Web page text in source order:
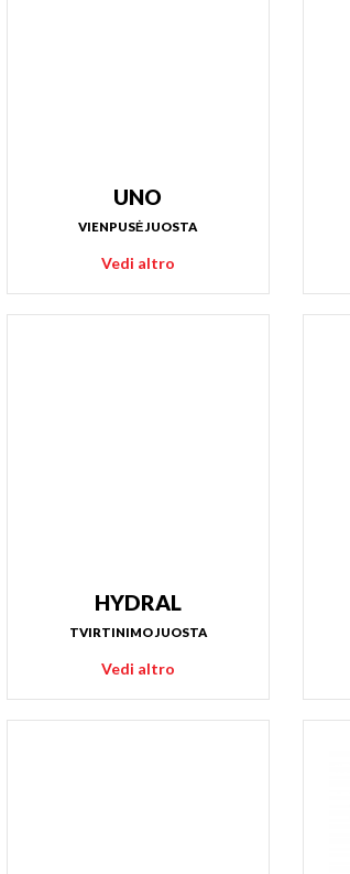
UNO
VIENPUSĖ JUOSTA
Vedi altro
HYDRAL
TVIRTINIMO JUOSTA
Vedi altro